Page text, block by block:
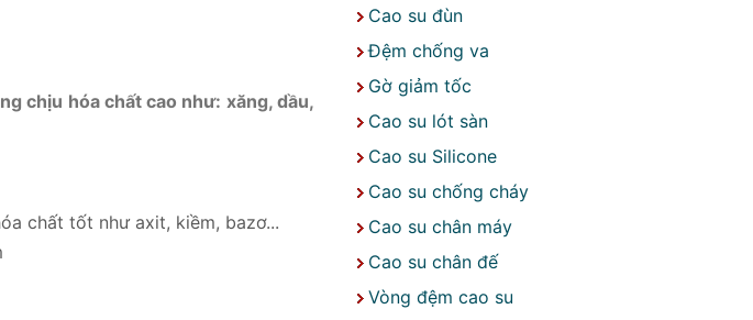
chịu hóa chất cao như: xăng, dầu,
chất tốt như axit, kiềm, bazơ...
Cao su đùn
Đệm chống va
Gờ giảm tốc
Cao su lót sàn
Cao su Silicone
Cao su chống cháy
Cao su chân máy
Cao su chân đế
Vòng đệm cao su